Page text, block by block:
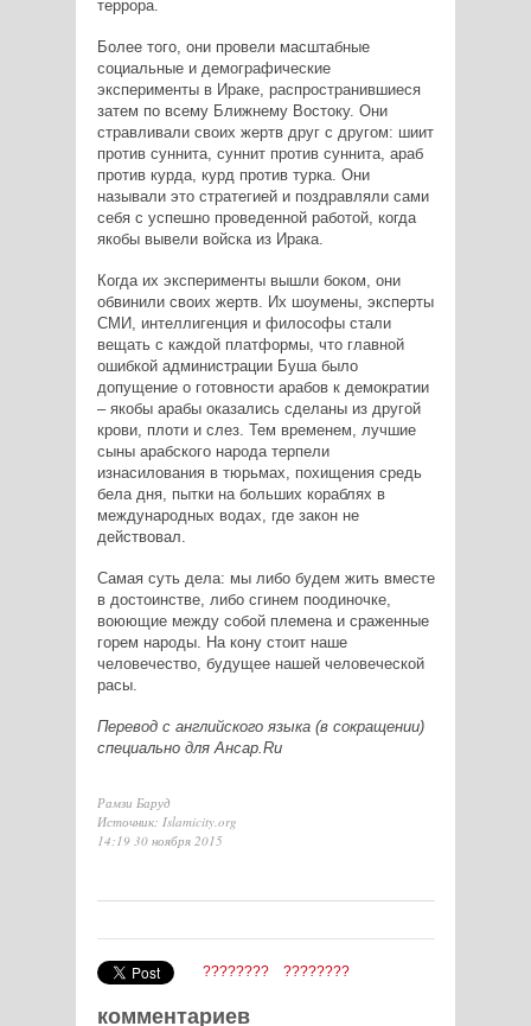
террора.
Более того, они провели масштабные
социальные и демографические
эксперименты в Ираке, распространившиеся
затем по всему Ближнему Востоку. Они
стравливали своих жертв друг с другом: шиит
против суннита, суннит против суннита, араб
против курда, курд против турка. Они
называли это стратегией и поздравляли сами
себя с успешно проведенной работой, когда
якобы вывели войска из Ирака.
Когда их эксперименты вышли боком, они
обвинили своих жертв. Их шоумены, эксперты
СМИ, интеллигенция и философы стали
вещать с каждой платформы, что главной
ошибкой администрации Буша было
допущение о готовности арабов к демократии
– якобы арабы оказались сделаны из другой
крови, плоти и слез. Тем временем, лучшие
сыны арабского народа терпели
изнасилования в тюрьмах, похищения средь
бела дня, пытки на больших кораблях в
международных водах, где закон не
действовал.
Самая суть дела: мы либо будем жить вместе
в достоинстве, либо сгинем поодиночке,
воюющие между собой племена и сраженные
горем народы. На кону стоит наше
человечество, будущее нашей человеческой
расы.
Перевод с английского языка (в сокращении)
специально для Ансар.Ru
Рамзи Баруд
Источник: Islamicity.org
14:19 30 ноября 2015
???????? ????????
комментариев